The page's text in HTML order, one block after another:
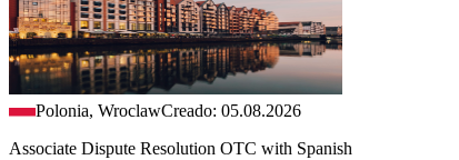
Polonia, WroclawCreado: 05.08.2026
Associate Dispute Resolution OTC with Spanish